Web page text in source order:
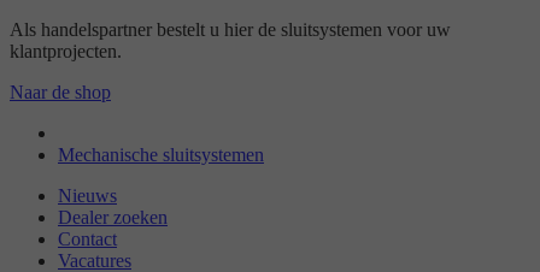
Als handelspartner bestelt u hier de sluitsystemen voor uw
klantprojecten.
Naar de shop
Mechanische sluitsystemen
Nieuws
Dealer zoeken
Contact
Vacatures